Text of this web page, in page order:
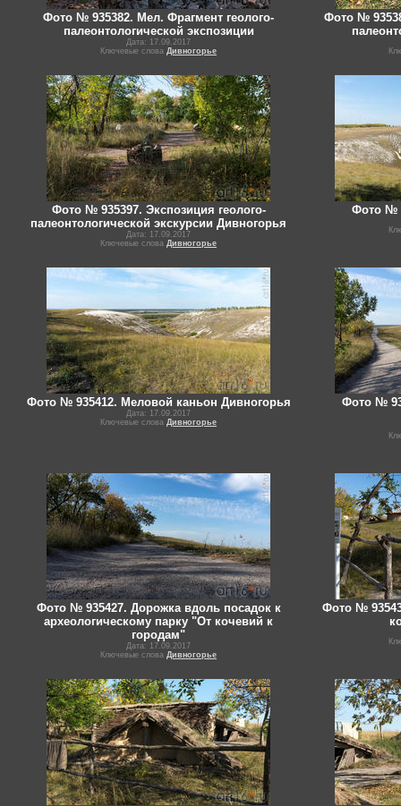
Фото № 935382. Мел. Фрагмент геолого-
палеонтологической экспозиции
Дата: 17.09.2017
Ключевые слова Дивногорье
Фото №
Фото № 935397. Экспозиция геолого-
палеонтологической экскурсии Дивногорья
Дата: 17.09.2017
Ключевые слова Дивногорье
Фото №
Фото № 935412. Меловой каньон Дивногорья
Дата: 17.09.2017
Ключевые слова Дивногорье
Фото №
Фото № 935427. Дорожка вдоль посадок к
археологическому парку "От кочевий к
городам"
Дата: 17.09.2017
Ключевые слова Дивногорье
Фото №